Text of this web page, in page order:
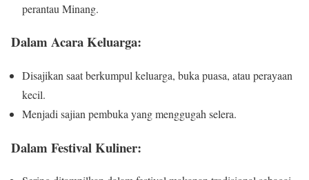
perantau Minang.
Dalam Acara Keluarga:
Disajikan saat berkumpul keluarga, buka puasa, atau perayaan
kecil.
Menjadi sajian pembuka yang menggugah selera.
Dalam Festival Kuliner: